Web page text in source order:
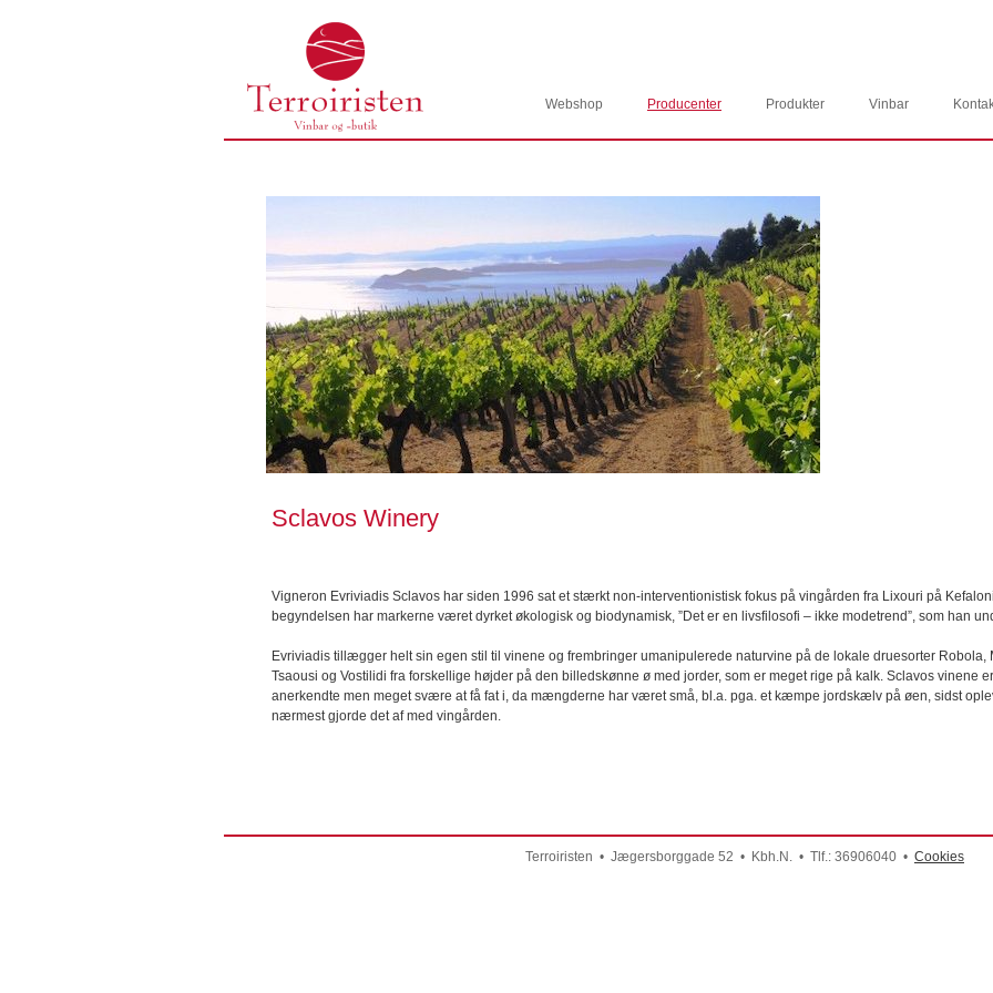
Webshop Producenter Produkter Vinbar
Sclavos Winery
Vigneron Evriviadis Sclavos har siden 1996 sat et stærkt non-interventionistisk fokus på vingården fra Lixouri på
begyndelsen har markerne været dyrket økologisk og biodynamisk, ”Det er en livsfilosofi – ikke modetrend”, som han
Evriviadis tillægger helt sin egen stil til vinene og frembringer umanipulerede naturvine på de lokale druesorter Robola,
Tsaousi og Vostilidi fra forskellige højder på den billedskønne ø med jorder, som er meget rige på kalk. Sclavos vinene
anerkendte men meget svære at få fat i, da mængderne har været små, bl.a. pga. et kæmpe jordskælv på øen, sidst
nærmest gjorde det af med vingården.
Terroiristen • Jægersborggade 52 • Kbh.N. • Tlf.: 36906040 • Cookies